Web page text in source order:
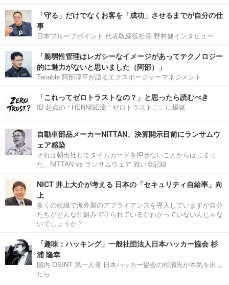
「守る」だけでなくお客を「成功」させるまでが自分の仕
事
日本プルーフポイント 代表取締役社長 野村健インタビュー
「脆弱性管理はレガシーなイメージがあってテクノロジー
的に魅力がないと思いました（阿部）」
Tenable 阿部淳平が語るエクスポージャーマネジメント
「これってゼロトラストなの？」と思ったら読むべき
ID 起点の “ HENNGE流 ” ゼロトラストここに爆誕
自動車部品メーカーNITTAN、決算開示目前にランサムウ
ェア感染
それは朝出社してタイムカードを押せないことからはじまっ
た。NITTAN vs ランサムウェア 戦い全記録
NICT 井上大介が考える 日本の「セキュリティ自給率」向
上
多くの組織で海外製のアプライアンスを導入していますが自分
たちがどんな仕組みで守られているかわかっていないんじゃな
いでしょうか？
「趣味：ハッキング」一般社団法人日本ハッカー協会 杉
浦 隆幸
国内 OSINT 第一人者 日本ハッカー協会の杉浦氏が本気を出し
たら